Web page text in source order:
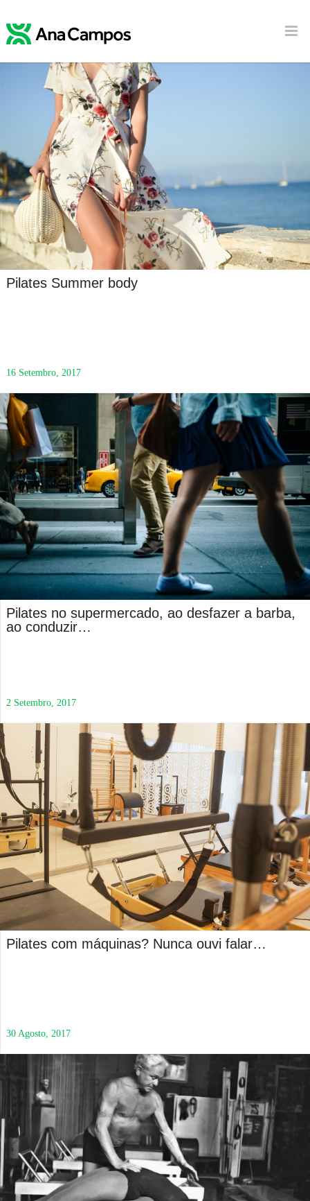
Pilates Summer body
16 Setembro, 2017
Pilates no supermercado, ao desfazer a barba,
ao conduzir…
2 Setembro, 2017
Pilates com máquinas? Nunca ouvi falar…
30 Agosto, 2017